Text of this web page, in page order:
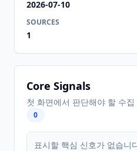
2026-07-10
SOURCES
1
Core Signals
첫 화면에서 판단해야 할 수
0
표시할 핵심 신호가 없습니